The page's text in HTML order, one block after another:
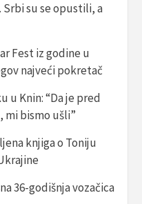
Srbi su se opustili, a
Fest iz godine u
najveći pokretač
u Knin: “Da je pred
mi bismo ušli”
knjiga o Toniju
36-godišnja vozačica